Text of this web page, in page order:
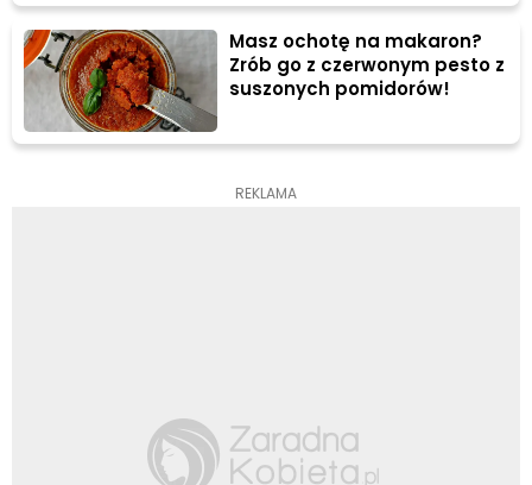
Masz ochotę na makaron?
Zrób go z czerwonym pesto z
suszonych pomidorów!
REKLAMA